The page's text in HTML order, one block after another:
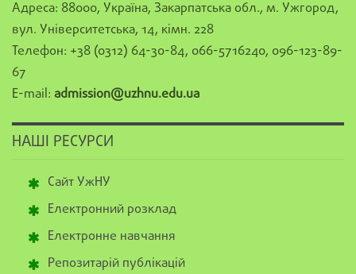
Адреса: 88000, Україна, Закарпатська обл., м. Ужгород,
вул. Університетська, 14, кімн. 228
Телефон: +38 (0312) 64-30-84, 066-5716240, 096-123-89-
67
E-mail: admission@uzhnu.edu.ua
НАШІ РЕСУРСИ
Сайт УжНУ
Електронний розклад
Електронне навчання
Репозитарій публікацій